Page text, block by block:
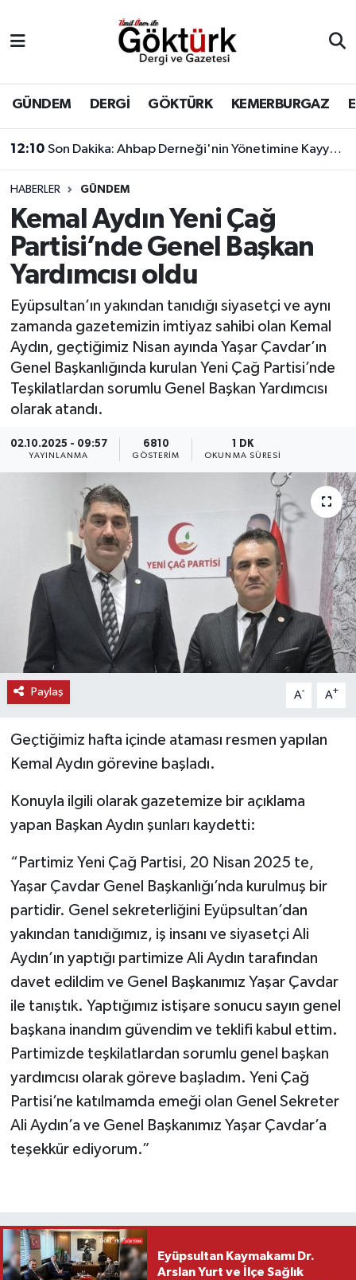
GÜNDEM DERGİ GÖKTÜRK KEMERBURGAZ
12:10 Son Dakika: Ahbap Derneği'nin Yönetimine Kayyum Atandı
HABERLER GÜNDEM
Kemal Aydın Yeni Çağ
Partisi’nde Genel Başkan
Yardımcısı oldu
Eyüpsultan’ın yakından tanıdığı siyasetçi ve aynı
zamanda gazetemizin imtiyaz sahibi olan Kemal
Aydın, geçtiğimiz Nisan ayında Yaşar Çavdar’ın
Genel Başkanlığında kurulan Yeni Çağ Partisi’nde
Teşkilatlardan sorumlu Genel Başkan Yardımcısı
olarak atandı.
02.10.2025 - 09:57
YAYINLANMA
6810
GÖSTERIM
1 DK
OKUNMA SÜRESI
Paylaş A- A+
Geçtiğimiz hafta içinde ataması resmen yapılan
Kemal Aydın görevine başladı.
Konuyla ilgili olarak gazetemize bir açıklama
yapan Başkan Aydın şunları kaydetti:
“Partimiz Yeni Çağ Partisi, 20 Nisan 2025 te,
Yaşar Çavdar Genel Başkanlığı’nda kurulmuş bir
partidir. Genel sekreterliğini Eyüpsultan’dan
yakından tanıdığımız, iş insanı ve siyasetçi Ali
Aydın’ın yaptığı partimize Ali Aydın tarafından
davet edildim ve Genel Başkanımız Yaşar Çavdar
ile tanıştık. Yaptığımız istişare sonucu sayın genel
başkana inandım güvendim ve teklifi kabul ettim.
Partimizde teşkilatlardan sorumlu genel başkan
yardımcısı olarak göreve başladım. Yeni Çağ
Partisi’ne katılmamda emeği olan Genel Sekreter
Ali Aydın’a ve Genel Başkanımız Yaşar Çavdar’a
teşekkür ediyorum.”
Eyüpsultan Kaymakamı Dr.
Arslan Yurt ve İlçe Sağlık
BİLİM
DERGİ
DÜNYA
EĞİTİM
EKONOMİ
GÖKTÜRK
GÜNDEM
KEMERBURGAZ
ÖZEL HABER
SAĞLIK
SPOR
TEKNOLOJİ
TİCARET
Eyüpsultan Hava Durumu
Eyüpsultan Trafik Yoğunluk Haritası
Süper Lig Puan Durumu ve Fikstür
Tüm Manşetler
Son Dakika Haberleri
Haber Arşivi